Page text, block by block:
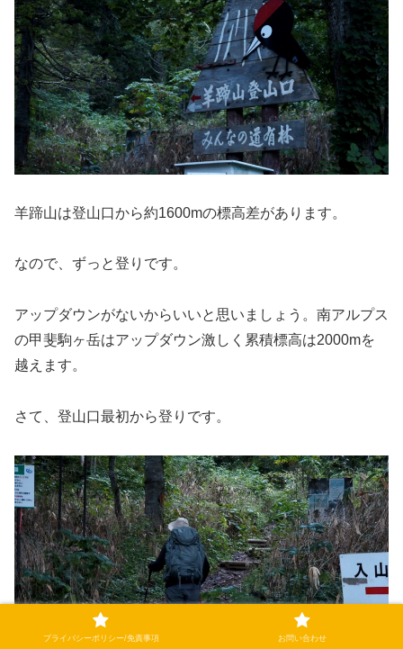
羊蹄山は登山口から約1600mの標高差があります。
なので、ずっと登りです。
アップダウンがないからいいと思いましょう。南アルプス
の甲斐駒ヶ岳はアップダウン激しく累積標高は2000mを
越えます。
さて、登山口最初から登りです。
プライバシーポリシー/免責事項 お問い合わせ